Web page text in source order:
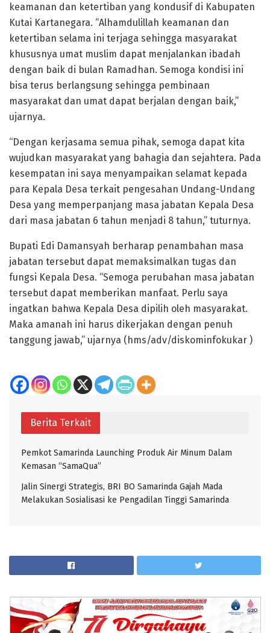
keamanan dan ketertiban yang kondusif di Kabupaten
Kutai Kartanegara. “Alhamdulillah keamanan dan
ketertiban selama ini terjaga sehingga masyarakat
khususnya umat muslim dapat menjalankan ibadah
dengan baik di bulan Ramadhan. Semoga kondisi ini
bisa terus berlangsung sehingga pembinaan
masyarakat dan umat dapat berjalan dengan baik,”
ujarnya.
“Dengan kerjasama semua pihak, semoga dapat kita
wujudkan masyarakat yang bahagia dan sejahtera. Pada
kesempatan ini saya menyampaikan selamat kepada
para Kepala Desa terkait pengesahan Undang-Undang
Desa yang memperpanjang masa jabatan Kepala Desa
dari masa jabatan 6 tahun menjadi 8 tahun,” tuturnya.
Bupati Edi Damansyah berharap penambahan masa
jabatan tersebut dapat memaksimalkan tugas dan
fungsi Kepala Desa. “Semoga perubahan masa jabatan
tersebut dapat memberikan manfaat. Perlu saya
ingatkan bahwa Kepala Desa dipilih oleh masyarakat.
Maka amanah ini harus dikerjakan dengan penuh
tanggung jawab,” ujarnya (hms/adv/diskominfokukar )
Berita Terkait
Pemkot Samarinda Launching Produk Air Minum Dalam
Kemasan “SamaQua”
Jalin Sinergi Strategis, BRI BO Samarinda Gajah Mada
Melakukan Sosialisasi ke Pengadilan Tinggi Samarinda